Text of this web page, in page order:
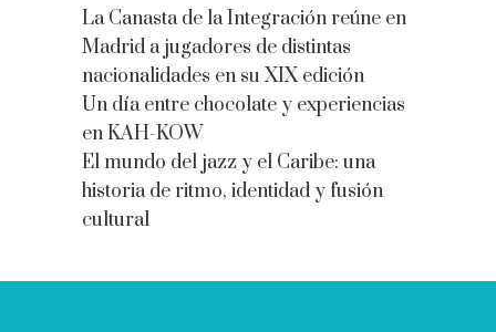
La Canasta de la Integración reúne en
Madrid a jugadores de distintas
nacionalidades en su XIX edición
Un día entre chocolate y experiencias
en KAH-KOW
El mundo del jazz y el Caribe: una
historia de ritmo, identidad y fusión
cultural